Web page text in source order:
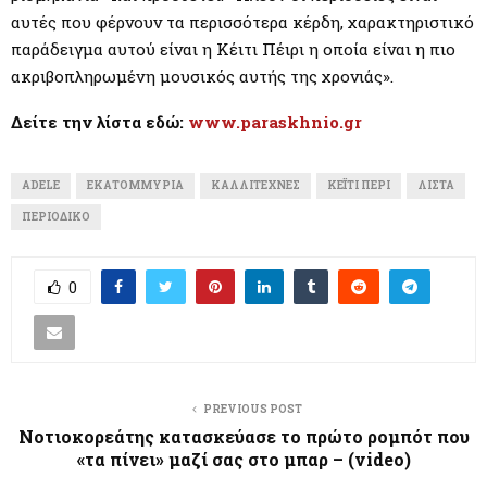
αυτές που φέρνουν τα περισσότερα κέρδη, χαρακτηριστικό
παράδειγμα αυτού είναι η Κέιτι Πέιρι η οποία είναι η πιο
ακριβοπληρωμένη μουσικός αυτής της χρονιάς».
Δείτε την λίστα εδώ: www.paraskhnio.gr
ADELE ΕΚΑΤΟΜΜΎΡΙΑ ΚΑΛΛΙΤΈΧΝΕΣ ΚΈΙΤΙ ΠΈΡΙ ΛΊΣΤΑ
ΠΕΡΙΟΔΙΚΌ
0
PREVIOUS POST
Νοτιοκορεάτης κατασκεύασε το πρώτο ρομπότ που
«τα πίνει» μαζί σας στο μπαρ – (video)